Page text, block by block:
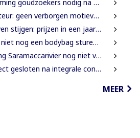
na dodelijke risico’s in Moeroekreek en 21 Bergi
motieven bij verkoop DSB-belang
in een jaar tijd gemiddeld 7,3% hoger
een bodybag sturen naar dat gebied”
nog niet vastgesteld, onderzoek in afrondende fase
na integrale controle in Houttuin
MEER